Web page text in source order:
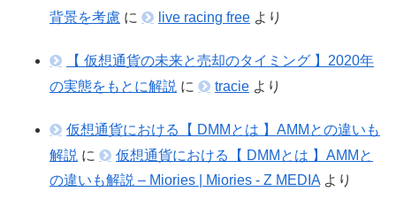
背景を考慮 に live racing free より
【 仮想通貨の未来と売却のタイミング 】2020年
の実態をもとに解説 に tracie より
仮想通貨における【 DMMとは 】AMMとの違いも
解説 に
仮想通貨における【 DMMとは 】AMMと
の違いも解説 – Miories | Miories - Z MEDIA より